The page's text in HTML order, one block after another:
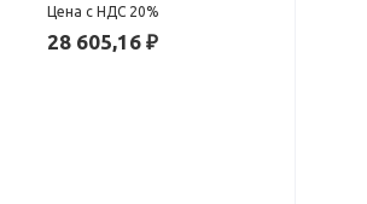
Цена с НДС 20%
28 605,16 ₽